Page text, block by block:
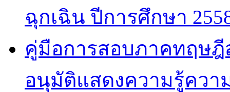
ฉุกเฉิน ปีการศึกษา
คู่มือการสอบภาคทฤษ
อนุมัติแสดงความรู้คว